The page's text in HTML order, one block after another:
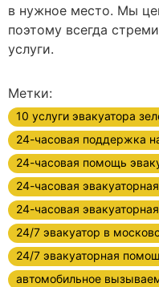
в нужное место. Мы
поэтому всегда
услуги.
Метки:
10 услуги эвакуатора
24-часовая поддержка
24-часовая помощь
24-часовая
24-часовая
24/7 эвакуатор в
24/7 эвакуаторная
автомобильное